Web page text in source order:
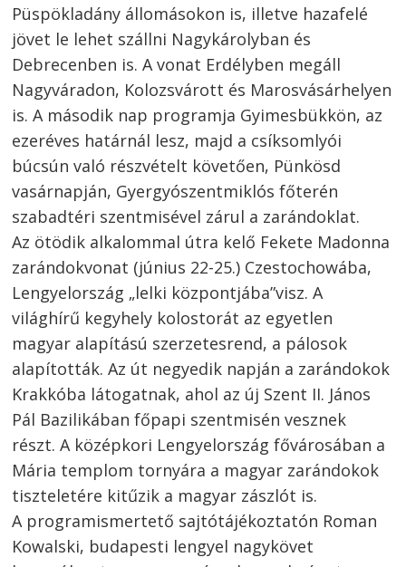
Püspökladány állomásokon is, illetve hazafelé
jövet le lehet szállni Nagykárolyban és
Debrecenben is. A vonat Erdélyben megáll
Nagyváradon, Kolozsvárott és Marosvásárhelyen
is. A második nap programja Gyimesbükkön, az
ezeréves határnál lesz, majd a csíksomlyói
búcsún való részvételt követően, Pünkösd
vasárnapján, Gyergyószentmiklós főterén
szabadtéri szentmisével zárul a zarándoklat.
Az ötödik alkalommal útra kelő Fekete Madonna
zarándokvonat (június 22-25.) Czestochowába,
Lengyelország „lelki központjába”visz. A
világhírű kegyhely kolostorát az egyetlen
magyar alapítású szerzetesrend, a pálosok
alapították. Az út negyedik napján a zarándokok
Krakkóba látogatnak, ahol az új Szent II. János
Pál Bazilikában főpapi szentmisén vesznek
részt. A középkori Lengyelország fővárosában a
Mária templom tornyára a magyar zarándokok
tiszteletére kitűzik a magyar zászlót is.
A programismertető sajtótájékoztatón Roman
Kowalski, budapesti lengyel nagykövet